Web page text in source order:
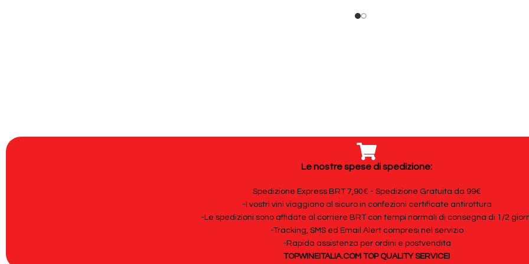
Le nostre spese di spedizione:
Spedizione Express BRT 7,90€ - Spedizione Gratuita da 99€
-I vostri vini viaggiano al sicuro in confezioni certificate antirottura
-Le spedizioni sono affidate al corriere BRT con tempi normali di consegna di 1/2
-Tracking, SMS ed Email Alert compresi nel servizio
-Rapida assistenza per ordini e postvendita
TOPWINEITALIA.COM TOP QUALITY SERVICE!